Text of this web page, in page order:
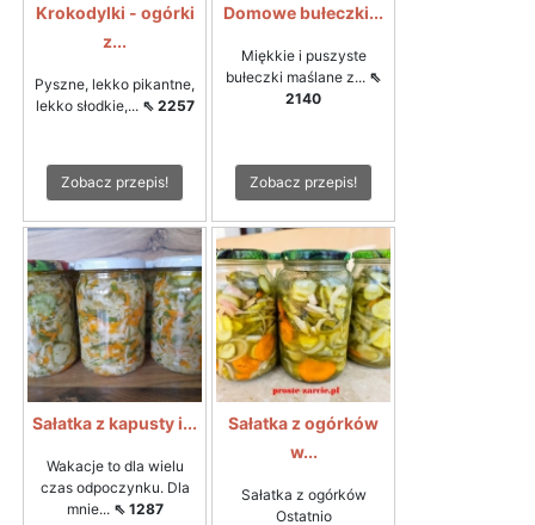
Krokodylki - ogórki
z...
Pyszne, lekko pikantne,
lekko słodkie,... ⇖ 2257
Zobacz przepis!
Domowe bułeczki...
Miękkie i puszyste
bułeczki maślane z... ⇖
2140
Zobacz przepis!
Sałatka z kapusty i...
Wakacje to dla wielu
czas odpoczynku. Dla
mnie... ⇖ 1287
Sałatka z ogórków
w...
Sałatka z ogórków
Ostatnio